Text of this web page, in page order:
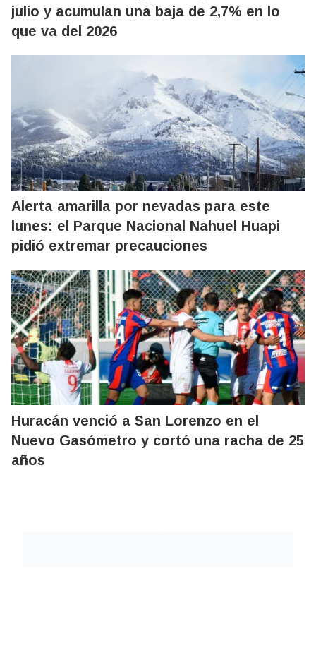
julio y acumulan una baja de 2,7% en lo
que va del 2026
Alerta amarilla por nevadas para este
lunes: el Parque Nacional Nahuel Huapi
pidió extremar precauciones
Huracán venció a San Lorenzo en el
Nuevo Gasómetro y cortó una racha de 25
años